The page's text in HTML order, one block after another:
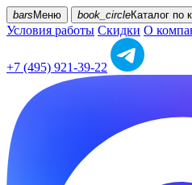
bars Меню book_circleКаталог по
Условия работы Скидки О
+7 (495) 921-39-22